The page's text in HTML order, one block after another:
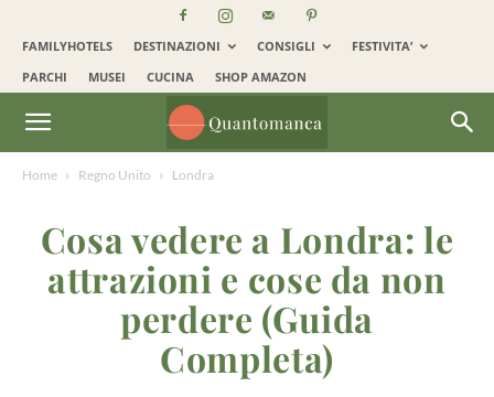
FAMILYHOTELS DESTINAZIONI CONSIGLI
FESTIVITA’
PARCHI
MUSEI CUCINA SHOP AMAZON
Home Regno Unito Londra
Cosa vedere a Londra: le
attrazioni e cose da non
perdere (Guida
Completa)